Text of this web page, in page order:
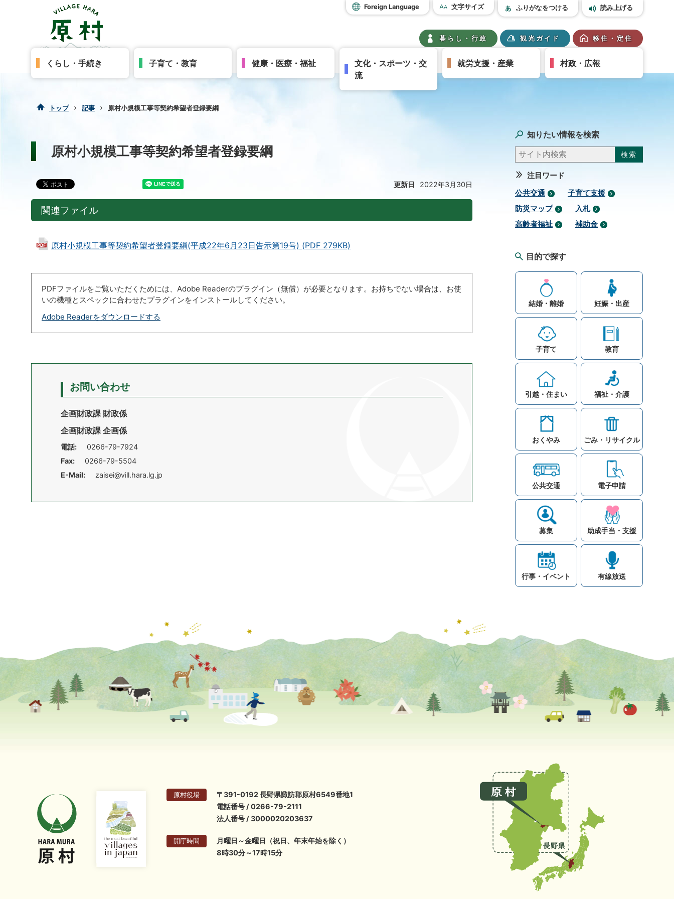
Foreign Language 文字サイズ ふりがなをつける 読み上げる
暮らし・行政 観光ガイド 移住・定住
くらし・手続き 子育て・教育 健康・医療・福祉
文化・スポーツ・交
流
就労支援・産業 村政・広報
トップ › 記事 › 原村小規模工事等契約希望者登録要綱
原村小規模工事等契約希望者登録要綱
更新日 2022年3月30日
関連ファイル
原村小規模工事等契約希望者登録要綱(平成22年6月23日告示第19号) (PDF 279KB)
PDFファイルをご覧いただくためには、Adobe Readerのプラグイン（無償）が必要となります。お持ちでない場合は、お使
いの機種とスペックに合わせたプラグインをインストールしてください。
Adobe Readerをダウンロードする
お問い合わせ
企画財政課 財政係
企画財政課 企画係
電話:
0266-79-7924
Fax:
0266-79-5504
E-Mail:
zaisei@vill.hara.lg.jp
知りたい情報を検索
注目ワード
公共交通
子育て支援
防災マップ
入札
高齢者福祉
補助金
目的で探す
結婚・離婚 妊娠・出産
子育て 教育
引越・住まい 福祉・介護
おくやみ ごみ・リサイクル
公共交通 電子申請
募集 助成手当・支援
行事・イベント 有線放送
原村役場
〒391-0192 長野県諏訪郡原村6549番地1
電話番号 / 0266-79-2111
法人番号 / 3000020203637
開庁時間
月曜日～金曜日（祝日、年末年始を除く）
8時30分～17時15分